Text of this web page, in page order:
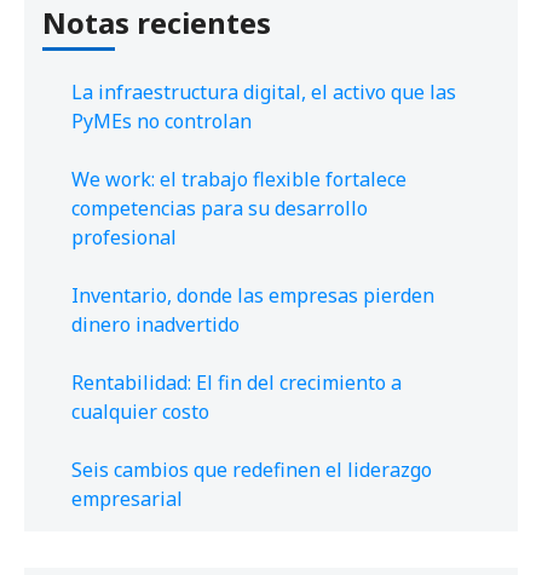
Notas recientes
La infraestructura digital, el activo que las
PyMEs no controlan
We work: el trabajo flexible fortalece
competencias para su desarrollo
profesional
Inventario, donde las empresas pierden
dinero inadvertido
Rentabilidad: El fin del crecimiento a
cualquier costo
Seis cambios que redefinen el liderazgo
empresarial